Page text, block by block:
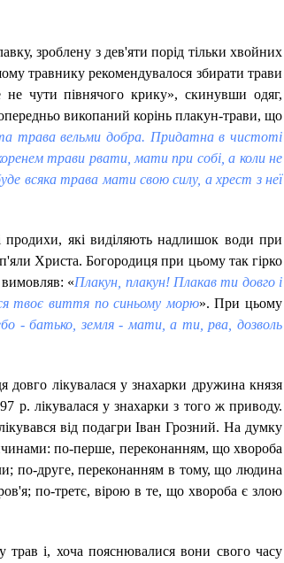
зроблену з дев'яти порід тільки хвойних
травнику рекомендувалося збирати трави
чути півнячого крику», скинувши одяг,
викопаний корінь плакун-трави, що
та трава вельми добра. Придатна в чистоті
трави рвати, мати при собі, а коли не
всяка трава мати свою силу, а хрест з неї
продихи, які виділяють надлишок води при
Христа. Богородиця при цьому так гірко
вимовляв: «Плакун, плакун! Плакав ти довго і
твоє виття по синьому морю». При цьому
- батько, земля - ​​мати, а ти, рва, дозволь
лікувалася у знахарки дружина князя
р. лікувалася у знахарки з того ж приводу.
від подагри Іван Грозний. На думку
по-перше, переконанням, що хвороба
по-друге, переконанням в тому, що людина
по-третє, вірою в те, що хвороба є злою
трав і, хоча пояснювалися вони свого часу